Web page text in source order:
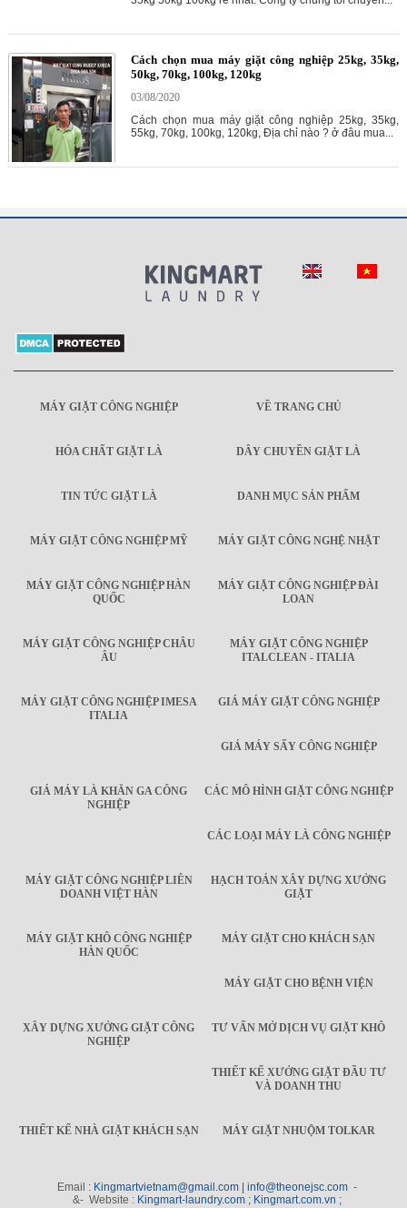
Cách chọn mua máy giặt công nghiệp 25kg, 35kg,
50kg, 70kg, 100kg, 120kg
03/08/2020
Cách chọn mua máy giặt công nghiệp 25kg, 35kg,
55kg, 70kg, 100kg, 120kg, Địa chỉ nào ? ở đâu mua...
MÁY GIẶT CÔNG NGHIỆP VỀ TRANG CHỦ
HÓA CHẤT GIẶT LÀ DÂY CHUYỀN GIẶT LÀ
TIN TỨC GIẶT LÀ DANH MỤC SẢN PHẨM
MÁY GIẶT CÔNG NGHIỆP MỸ MÁY GIẶT CÔNG NGHỆ NHẬT
MÁY GIẶT CÔNG NGHIỆP HÀN
QUỐC
MÁY GIẶT CÔNG NGHIỆP ĐÀI
LOAN
MÁY GIẶT CÔNG NGHIỆP CHÂU
ÂU
MÁY GIẶT CÔNG NGHIỆP
ITALCLEAN - ITALIA
MÁY GIẶT CÔNG NGHIỆP IMESA
ITALIA
GIÁ MÁY GIẶT CÔNG NGHIỆP
GIÁ MÁY SẤY CÔNG NGHIỆP
GIÁ MÁY LÀ KHĂN GA CÔNG
NGHIỆP
CÁC MÔ HÌNH GIẶT CÔNG NGHIỆP
CÁC LOẠI MÁY LÀ CÔNG NGHIỆP
MÁY GIẶT CÔNG NGHIỆP LIÊN
DOANH VIỆT HÀN
HẠCH TOÁN XÂY DỰNG XƯỞNG
GIẶT
MÁY GIẶT KHÔ CÔNG NGHIỆP
HÀN QUỐC
MÁY GIẶT CHO KHÁCH SẠN
MÁY GIẶT CHO BỆNH VIỆN
XÂY DỰNG XƯỞNG GIẶT CÔNG
NGHIỆP
TƯ VẤN MỞ DỊCH VỤ GIẶT KHÔ
THIẾT KẾ XƯỞNG GIẶT ĐẦU TƯ
VÀ DOANH THU
THIẾT KẾ NHÀ GIẶT KHÁCH SẠN MÁY GIẶT NHUỘM TOLKAR
Email : Kingmartvietnam@gmail.com | info@theonejsc.com -
&- Website : Kingmart-laundry.com ; Kingmart.com.vn ;